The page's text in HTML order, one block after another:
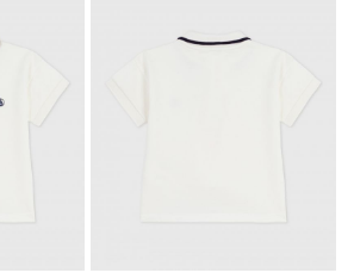
est assurée partout en Tunisie !
paiement par carte bancaire (hors promo)